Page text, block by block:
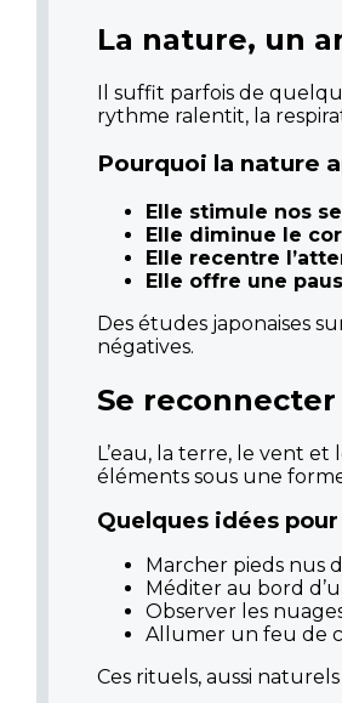
La nature, un
Il suffit parfois de
rythme ralentit, la
Pourquoi la nature
Elle stimule nos
Elle diminue le
Elle recentre
Elle offre une
Des études japonaises
négatives.
Se
L’eau, la terre, le vent
éléments sous une
Quelques idées
Marcher pieds nus
Méditer au bord
Observer les
Allumer un feu de
Ces rituels, aussi